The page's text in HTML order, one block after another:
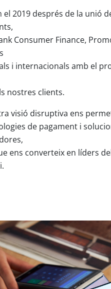
el 2019 després de la unió
Consumer Finance,
i internacionals amb el
nostres clients.
visió disruptiva ens
de pagament i
ens converteix en líders